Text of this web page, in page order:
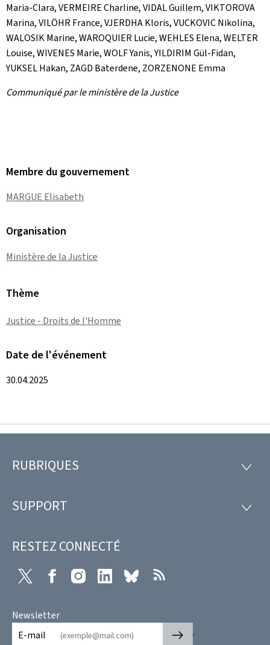
Maria-Clara, VERMEIRE Charline, VIDAL Guillem, VIKTOROVA
Marina, VILÖHR France, VJERDHA Kloris, VUCKOVIC Nikolina,
WALOSIK Marine, WAROQUIER Lucie, WEHLES Elena, WELTER
Louise, WIVENES Marie, WOLF Yanis, YILDIRIM Gül-Fidan,
YUKSEL Hakan, ZAGD Baterdene, ZORZENONE Emma
Communiqué par le ministère de la Justice
Membre du gouvernement
MARGUE Elisabeth
Organisation
Ministère de la Justice
Thème
Justice - Droits de l'Homme
Date de l'événement
30.04.2025
Pied
page
RUBRIQUES
SUPPORT
RESTEZ CONNECTÉ
FacebookInstagramLinkedIn Bluesky
Newsletter
E-mail
🡒